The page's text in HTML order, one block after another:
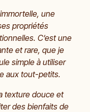
une
propriétés
C’est une
et rare, que je
simple à utiliser
aux tout-petits.
texture douce et
des bienfaits de